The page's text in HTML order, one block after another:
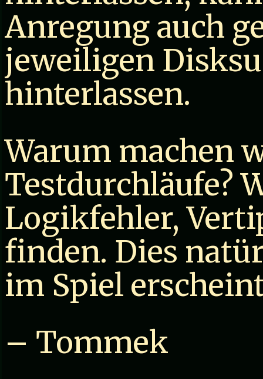
Anregung auch
jeweiligen
hinterlassen.
Warum machen
Testdurchläufe?
Logikfehler,
finden. Dies
im Spiel
– Tommek